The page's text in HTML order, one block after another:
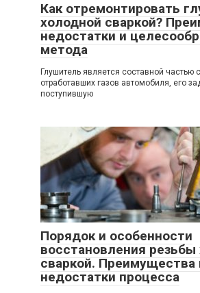
Как отремонтировать
холодной сваркой?
недостатки и
метода
Глушитель является составной частью
отработавших газов автомобиля, его
поступившую
Порядок и особенности
восстановления резьбы
сваркой. Преимущества
недостатки процесса